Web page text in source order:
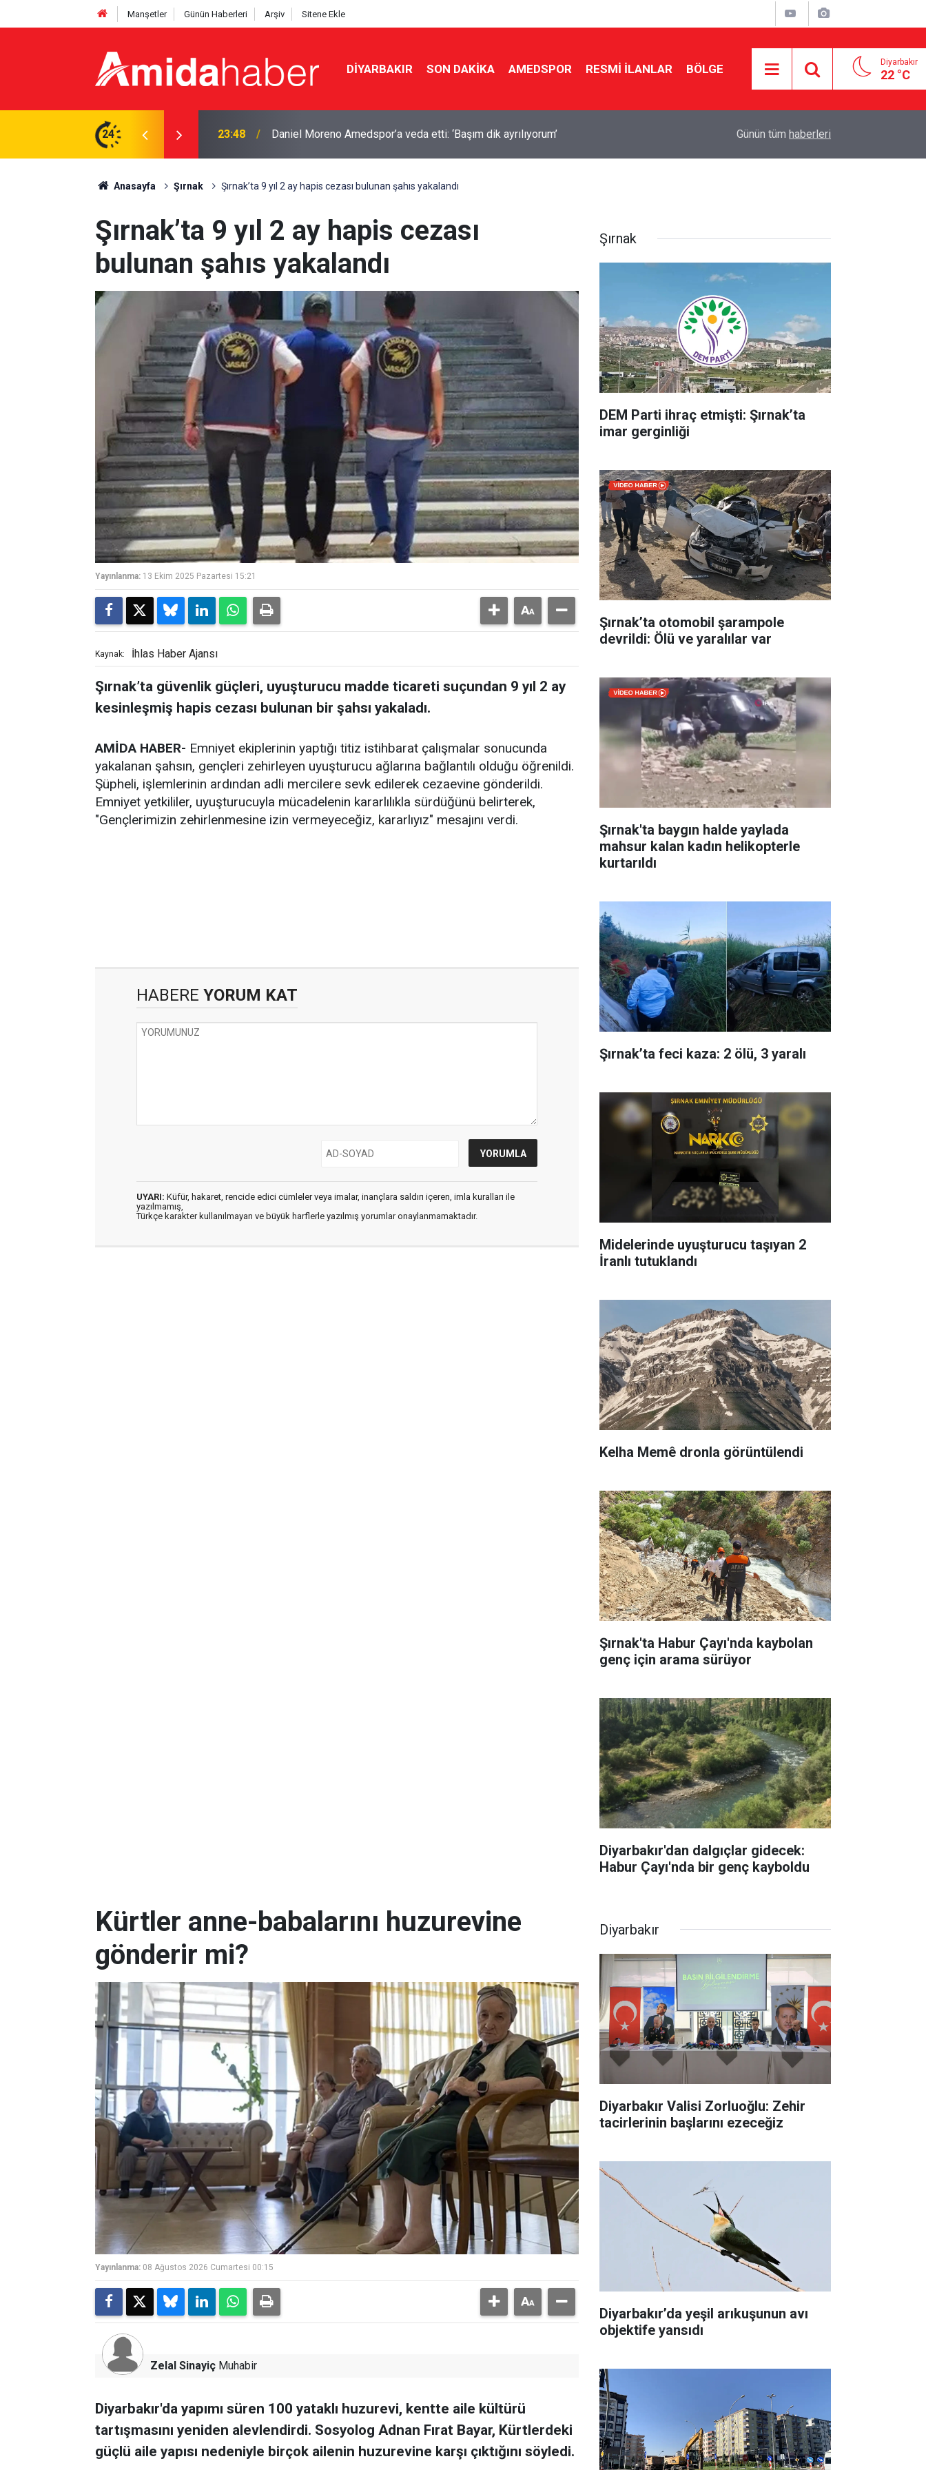
Manşetler Günün Haberleri Arşiv Sitene Ekle
DIYARBAKIR SON DAKIKA AMEDSPOR RESMI İLANLAR BÖLGE Diyarbakır
22 °C
24
‘Başım dik ayrılıyorum’ 23:25 Pezeşkiyan’dan ABD ile mutabakat mesajı: Neden sürekli savaşalım? Musa Anter davasının yeniden açılması için
Günün tüm haberleri
Anasayfa Şırnak Şırnak’ta 9 yıl 2 ay hapis cezası bulunan şahıs yakalandı
Şırnak’ta 9 yıl 2 ay hapis cezası
bulunan şahıs yakalandı
Yayınlanma: 13 Ekim 2025 Pazartesi 15:21
Kaynak: İhlas Haber Ajansı
Şırnak’ta güvenlik güçleri, uyuşturucu madde ticareti suçundan 9 yıl 2 ay
kesinleşmiş hapis cezası bulunan bir şahsı yakaladı.
AMİDA HABER- Emniyet ekiplerinin yaptığı titiz istihbarat çalışmalar sonucunda
yakalanan şahsın, gençleri zehirleyen uyuşturucu ağlarına bağlantılı olduğu öğrenildi.
Şüpheli, işlemlerinin ardından adli mercilere sevk edilerek cezaevine gönderildi.
Emniyet yetkililer, uyuşturucuyla mücadelenin kararlılıkla sürdüğünü belirterek,
"Gençlerimizin zehirlenmesine izin vermeyeceğiz, kararlıyız" mesajını verdi.
HABERE YORUM KAT
UYARI: Küfür, hakaret, rencide edici cümleler veya imalar, inançlara saldırı içeren, imla kuralları ile
yazılmamış,
Türkçe karakter kullanılmayan ve büyük harflerle yazılmış yorumlar onaylanmamaktadır.
Şırnak
DEM Parti ihraç etmişti: Şırnak’ta
imar gerginliği
Şırnak’ta otomobil şarampole
devrildi: Ölü ve yaralılar var
Şırnak'ta baygın halde yaylada
mahsur kalan kadın helikopterle
kurtarıldı
Şırnak’ta feci kaza: 2 ölü, 3 yaralı
Midelerinde uyuşturucu taşıyan 2
İranlı tutuklandı
Kelha Memê dronla görüntülendi
Şırnak'ta Habur Çayı'nda kaybolan
genç için arama sürüyor
Diyarbakır'dan dalgıçlar gidecek:
Habur Çayı'nda bir genç kayboldu
Kürtler anne-babalarını huzurevine
gönderir mi?
Yayınlanma: 08 Ağustos 2026 Cumartesi 00:15
Zelal Sinayiç Muhabir
Diyarbakır'da yapımı süren 100 yataklı huzurevi, kentte aile kültürü
tartışmasını yeniden alevlendirdi. Sosyolog Adnan Fırat Bayar, Kürtlerdeki
güçlü aile yapısı nedeniyle birçok ailenin huzurevine karşı çıktığını söyledi.
Diyarbakır
Diyarbakır Valisi Zorluoğlu: Zehir
tacirlerinin başlarını ezeceğiz
Diyarbakır’da yeşil arıkuşunun avı
objektife yansıdı